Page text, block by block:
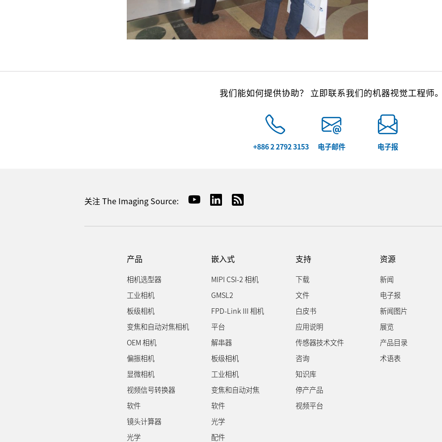
我们能如何提供协助？ 立即联系我们的机器视觉工程师
+886 2 2792 3153 电子邮件 电子报
关注 The Imaging Source:
产品
相机选型器
工业相机
板级相机
变焦和自动对焦相机
OEM 相机
偏振相机
显微相机
视频信号转换器
软件
镜头计算器
光学
嵌入式
MIPI CSI-2 相机
GMSL2
FPD-Link III 相机
平台
解串器
板级相机
工业相机
变焦和自动对焦
软件
光学
配件
支持
下载
文件
白皮书
应用说明
传感器技术文件
咨询
知识库
停产产品
视频平台
资源
新闻
电子报
新闻图片
展览
产品目录
术语表